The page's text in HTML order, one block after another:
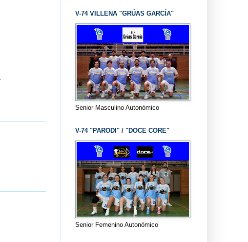
V-74 VILLENA "GRÚAS GARCÍA"
Senior Masculino Autonómico
V-74 "PARODI" / "DOCE CORE"
Senior Femenino Autonómico